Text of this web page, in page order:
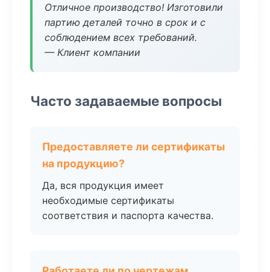
Отличное производство! Изготовили
партию деталей точно в срок и с
соблюдением всех требований.
— Клиент компании
Часто задаваемые вопросы
Предоставляете ли сертификаты
на продукцию?
Да, вся продукция имеет
необходимые сертификаты
соответствия и паспорта качества.